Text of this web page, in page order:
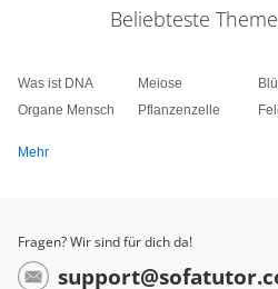
Beliebteste
Was ist DNA
Organe Mensch
Meiose
Pflanzenzelle
Mehr
Fragen? Wir sind für dich da!